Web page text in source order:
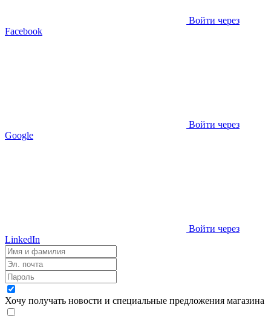
Войти через
Facebook
Войти через
Google
Войти через
LinkedIn
Хочу получать новости и специальные предложения магазина